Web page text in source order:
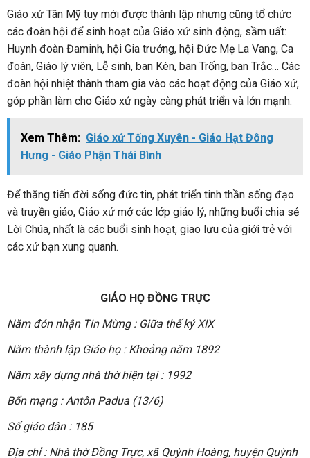
Giáo xứ Tân Mỹ tuy mới được thành lập nhưng cũng tổ chức
các đoàn hội để sinh hoạt của Giáo xứ sinh động, sầm uất:
Huynh đoàn Đaminh, hội Gia trưởng, hội Đức Mẹ La Vang, Ca
đoàn, Giáo lý viên, Lễ sinh, ban Kèn, ban Trống, ban Trắc… Các
đoàn hội nhiệt thành tham gia vào các hoạt động của Giáo xứ,
góp phần làm cho Giáo xứ ngày càng phát triển và lớn mạnh.
Xem Thêm: Giáo xứ Tống Xuyên - Giáo Hạt Đông
Hưng - Giáo Phận Thái Bình
Để thăng tiến đời sống đức tin, phát triển tinh thần sống đạo
và truyền giáo, Giáo xứ mở các lớp giáo lý, những buổi chia sẻ
Lời Chúa, nhất là các buổi sinh hoạt, giao lưu của giới trẻ với
các xứ bạn xung quanh.
GIÁO HỌ ĐỒNG TRỰC
Năm đón nhận Tin Mừng : Giữa thế kỷ XIX
Năm thành lập Giáo họ : Khoảng năm 1892
Năm xây dựng nhà thờ hiện tại : 1992
Bổn mạng : Antôn Padua (13/6)
Số giáo dân : 185
Địa chỉ : Nhà thờ Đồng Trực, xã Quỳnh Hoàng, huyện Quỳnh